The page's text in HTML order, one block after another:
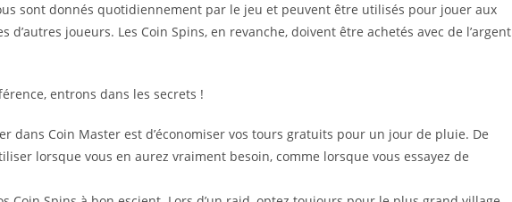
sont donnés quotidiennement par le jeu et peuvent être utilisés pour jouer aux
d’autres joueurs. Les Coin Spins, en revanche, doivent être achetés avec de l’argent
entrons dans les secrets !
dans Coin Master est d’économiser vos tours gratuits pour un jour de pluie. De
lorsque vous en aurez vraiment besoin, comme lorsque vous essayez de